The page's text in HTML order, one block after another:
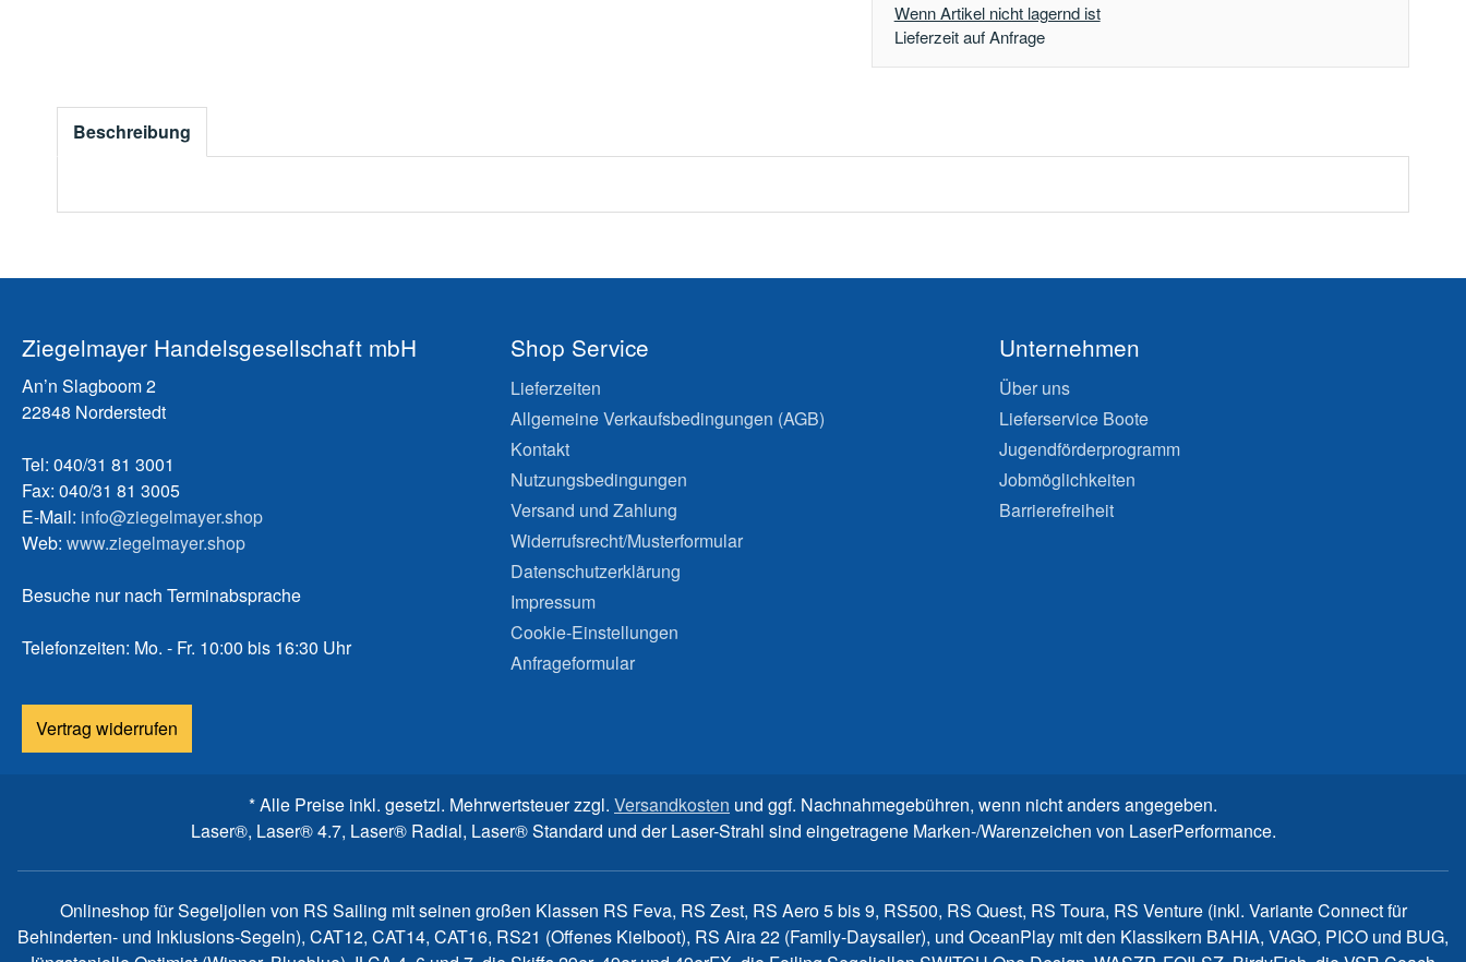
Wenn Artikel nicht lagernd ist
Lieferzeit auf Anfrage
Beschreibung
Ziegelmayer Handelsgesellschaft mbH
An’n Slagboom 2
22848 Norderstedt
Tel: 040/31 81 3001
Fax: 040/31 81 3005
E-Mail: info@ziegelmayer.shop
Web: www.ziegelmayer.shop
Besuche nur nach Terminabsprache
Telefonzeiten: Mo. - Fr. 10:00 bis 16:30 Uhr
Vertrag widerrufen
Shop Service
Lieferzeiten
Allgemeine Verkaufsbedingungen (AGB)
Kontakt
Nutzungsbedingungen
Versand und Zahlung
Widerrufsrecht/Musterformular
Datenschutzerklärung
Impressum
Cookie-Einstellungen
Anfrageformular
Unternehmen
Über uns
Lieferservice Boote
Jugendförderprogramm
Jobmöglichkeiten
Barrierefreiheit
* Alle Preise inkl. gesetzl. Mehrwertsteuer zzgl. Versandkosten und ggf. Nachnahmegebühren, wenn nicht anders angegeben.
Laser®, Laser® 4.7, Laser® Radial, Laser® Standard und der Laser-Strahl sind eingetragene Marken-/Warenzeichen von LaserPerformance.
Onlineshop für Segeljollen von RS Sailing mit seinen großen Klassen RS Feva, RS Zest, RS Aero 5 bis 9, RS500, RS Quest, RS Toura, RS Venture (inkl. Variante Connect für
Behinderten- und Inklusions-Segeln), CAT12, CAT14, CAT16, RS21 (Offenes Kielboot), RS Aira 22 (Family-Daysailer), und OceanPlay mit den Klassikern BAHIA, VAGO, PICO und BUG,